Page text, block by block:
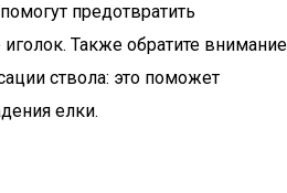
предотвратить
Также обратите внимание
ствола: это поможет
елки.